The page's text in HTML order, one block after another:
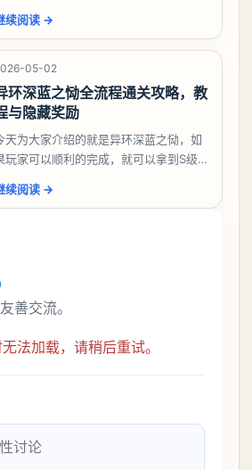
、夫、夰、巾、中、虫、下、虾、卜、
、吓、卟、
续阅读 →
05-02
环深蓝之恸全流程通关攻略，教
与隐藏奖励
天为大家介绍的就是异环深蓝之恸，如
玩家可以顺利的完成，就可以拿到S级弧
较高的，对于那些新手玩家并不建议直
续阅读 →
善交流。
法加载，请稍后重试。